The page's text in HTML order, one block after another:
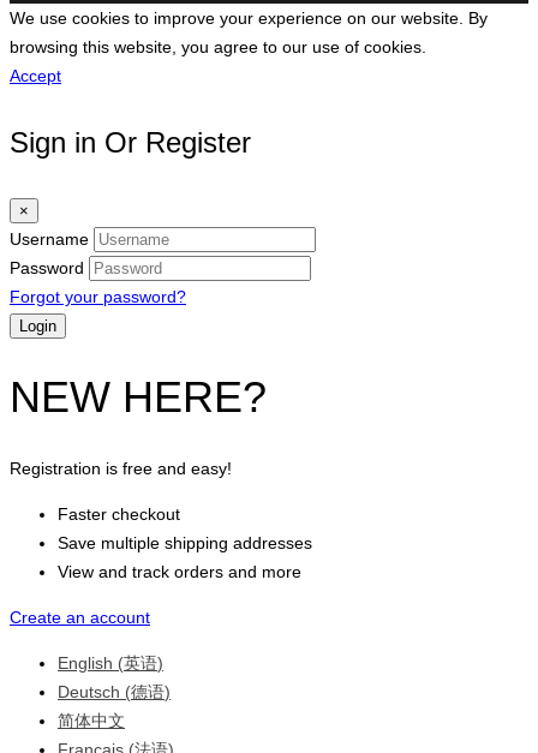
We use cookies to improve your experience on our website. By
browsing this website, you agree to our use of cookies.
Accept
Sign in Or Register
×
Username
Password
Forgot your password?
NEW HERE?
Registration is free and easy!
Faster checkout
Save multiple shipping addresses
View and track orders and more
Create an account
English (英语)
Deutsch (德语)
简体中文
Français (法语)